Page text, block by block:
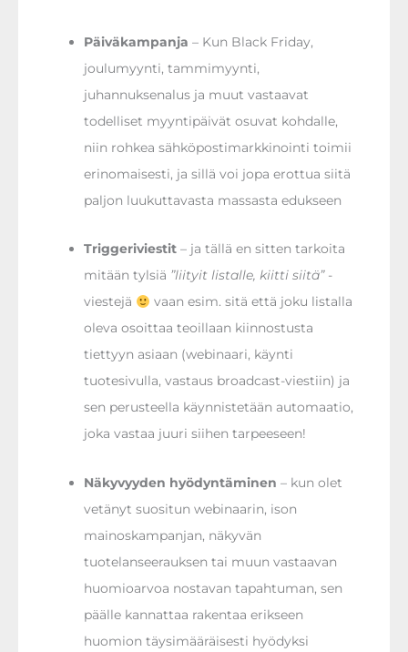
Päiväkampanja – Kun Black Friday,
joulumyynti, tammimyynti,
juhannuksenalus ja muut vastaavat
todelliset myyntipäivät osuvat kohdalle,
niin rohkea sähköpostimarkkinointi toimii
erinomaisesti, ja sillä voi jopa erottua siitä
paljon luukuttavasta massasta edukseen
Triggeriviestit – ja tällä en sitten tarkoita
mitään tylsiä ”liityit listalle, kiitti siitä”-
viestejä
vaan esim. sitä että joku listalla
oleva osoittaa teoillaan kiinnostusta
tiettyyn asiaan (webinaari, käynti
tuotesivulla, vastaus broadcast-viestiin) ja
sen perusteella käynnistetään automaatio,
joka vastaa juuri siihen tarpeeseen!
Näkyvyyden hyödyntäminen – kun olet
vetänyt suositun webinaarin, ison
mainoskampanjan, näkyvän
tuotelanseerauksen tai muun vastaavan
huomioarvoa nostavan tapahtuman, sen
päälle kannattaa rakentaa erikseen
huomion täysimääräisesti hyödyksi